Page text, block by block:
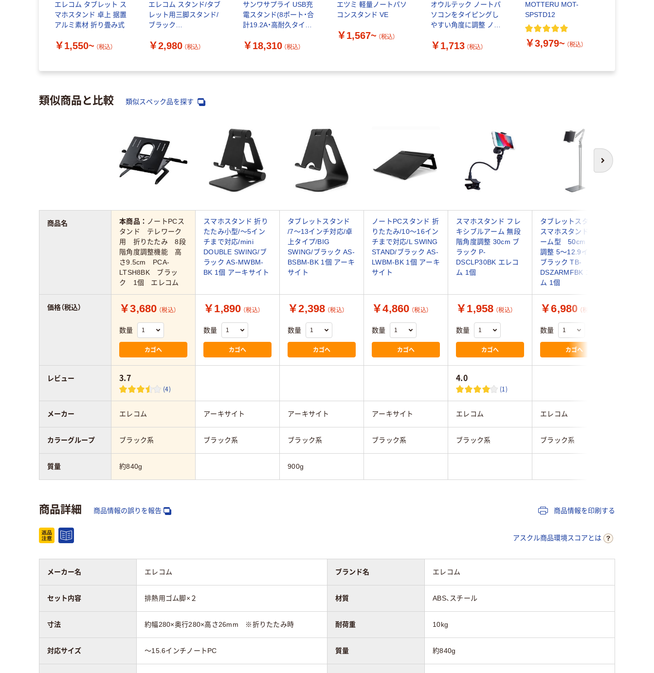
エレコム タブレット ス
マホスタンド 卓上 据置
アルミ素材 折り畳み式
￥1,550~ （税込）
エレコム スタンド/タブ
レット用三脚スタンド/
ブラック
￥2,980 （税込）
サンワサプライ USB充
電スタンド(8ポート・合
計19.2A・高耐久タイプ)
￥18,310 （税込）
エツミ 軽量ノートパソ
コンスタンド VE
￥1,567~ （税込）
オウルテック ノートパ
ソコンをタイピングし
やすい角度に調整 ノー
トスタンド OWL-
￥1,713 （税込）
MOTTERU MOT-
SPSTD12
￥3,979~ （税込）
類似商品と比較 類似スペック品を探す
次へ
本商品： ノートPCス
タンド テレワーク
用 折りたたみ 8段
階角度調整機能 高
さ9.5cm PCA-
LTSH8BK ブラッ
ク 1個 エレコム
スマホスタンド 折り
たたみ小型/～5イン
チまで対応/mini
DOUBLE SWING/ブ
ラック AS-MWBM-
BK 1個 アーキサイト
タブレットスタンド
/7～13インチ対応/卓
上タイプ/BIG
SWING/ブラック AS-
BSBM-BK 1個 アーキ
サイト
ノートPCスタンド 折
りたたみ/10～16イン
チまで対応/L SWING
STAND/ブラック AS-
LWBM-BK 1個 アーキ
サイト
スマホスタンド フレ
キシブルアーム 無段
階角度調整 30cm ブ
ラック P-
DSCLP30BK エレコ
ム 1個
タブレットスタンド
スマホスタンド Zア
ーム型 50cm 角度
調整 5～12.9インチ
ブラック TB-
DSZARMFBK エレコ
ム 1個
￥3,680 （税込）
数量
カゴへ
￥1,890 （税込）
数量
カゴへ
￥2,398 （税込）
数量
カゴへ
￥4,860 （税込）
数量
カゴへ
￥1,958 （税込）
数量
カゴへ
￥6,980 （税込）
数量
カゴへ
3.7
(4)
4.0
(1)
エレコム アーキサイト アーキサイト アーキサイト エレコム エレコム
ブラック系 ブラック系 ブラック系 ブラック系 ブラック系 ブラック系
約840g 900g
商品名
価格（税込）
レビュー
メーカー
カラーグループ
質量
商品詳細 商品情報の誤りを報告 商品情報を印刷する
アスクル商品環境スコアとは
メーカー名 エレコム ブランド名 エレコム
セット内容 排熱用ゴム脚×２ 材質 ABS、スチール
寸法 約幅280×奥行280×高さ26mm ※折りたたみ時 耐荷重 10kg
対応サイズ ～15.6インチノートPC 質量 約840g